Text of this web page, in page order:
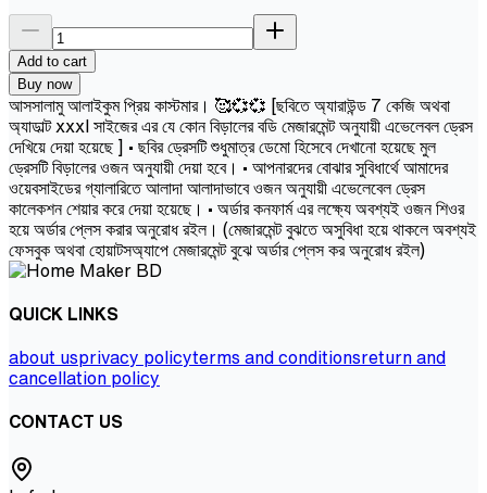
Add to cart
Buy now
আসসালামু আলাইকুম প্রিয় কাস্টমার। 🥰💞💞 [ছবিতে অ্যারাউন্ড 7 কেজি অথবা
অ্যাডাল্ট xxxl সাইজের এর যে কোন বিড়ালের বডি মেজারমেন্ট অনুযায়ী এভেলেবল ড্রেস
দেখিয়ে দেয়া হয়েছে ] • ছবির ড্রেসটি শুধুমাত্র ডেমো হিসেবে দেখানো হয়েছে মুল
ড্রেসটি বিড়ালের ওজন অনুযায়ী দেয়া হবে। • আপনারদের বোঝার সুবিধার্থে আমাদের
ওয়েবসাইডের গ্যালারিতে আলাদা আলাদাভাবে ওজন অনুযায়ী এভেলেবেল ড্রেস
কালেকশন শেয়ার করে দেয়া হয়েছে। • অর্ডার কনফার্ম এর লক্ষ্যে অবশ্যই ওজন শিওর
হয়ে অর্ডার প্লেস করার অনুরোধ রইল। (মেজারমেন্ট বুঝতে অসুবিধা হয়ে থাকলে অবশ্যই
ফেসবুক অথবা হোয়াটসঅ্যাপে মেজারমেন্ট বুঝে অর্ডার প্লেস কর অনুরোধ রইল)
QUICK LINKS
about usprivacy policyterms and conditionsreturn and
cancellation policy
CONTACT US